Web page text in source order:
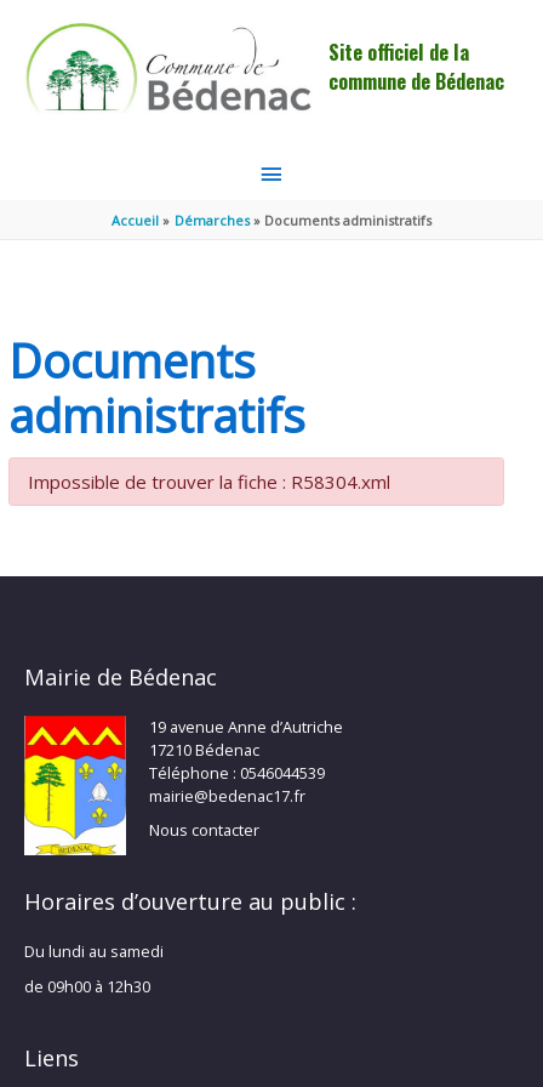
Site officiel de la
commune de Bédenac
MENU
PRINCIPAL
Accueil Démarches Documents administratifs
Documents
administratifs
Impossible de trouver la fiche : R58304.xml
Mairie de Bédenac
19 avenue Anne d’Autriche
17210 Bédenac
Téléphone : 0546044539
mairie@bedenac17.fr
Nous contacter
Horaires d’ouverture au public :
Du lundi au samedi
de 09h00 à 12h30
Liens